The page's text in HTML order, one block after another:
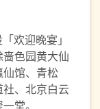
欢迎晚宴」
色园黄大仙
馆、青松
、北京白云
堂。